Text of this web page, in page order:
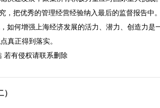
把优秀的管理经营经验纳入最后的监督报告中。
何增强上海经济发展的活力、潜力、创造力是
真正得到落实。
若有侵权请联系删除